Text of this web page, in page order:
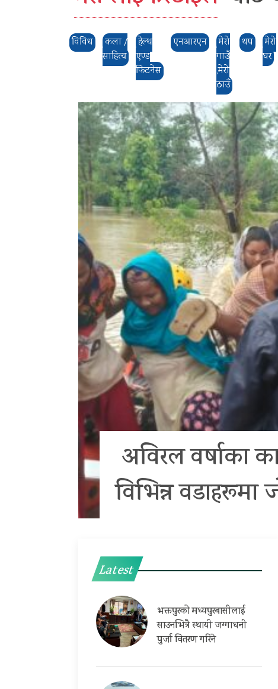
विविध
कला /
साहित्य
हेल्थ
एण्ड
फिटनेस
एनआरएन
मेरो
गाउँ
,मेरो
ठाउँ
थप
मेरो
घर
अविरल वर्षाका
विभिन्न वडाहरूमा
Latest
भक्तपुरको मध्यपुरबासीलाई
साउनभित्रै स्थायी जग्गाधनी
पुर्जा वितरण गरिने